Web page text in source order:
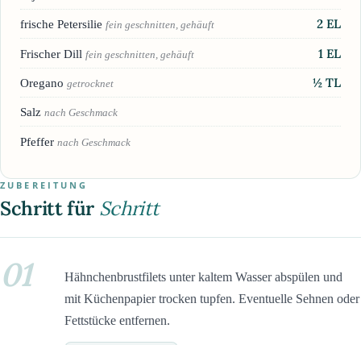
frische Petersilie fein geschnitten, gehäuft 2 EL
Frischer Dill fein geschnitten, gehäuft 1 EL
Oregano getrocknet ½ TL
Salz nach Geschmack
Pfeffer nach Geschmack
ZUBEREITUNG
Schritt für Schritt
01
Hähnchenbrustfilets unter kaltem Wasser abspülen und
mit Küchenpapier trocken tupfen. Eventuelle Sehnen oder
Fettstücke entfernen.